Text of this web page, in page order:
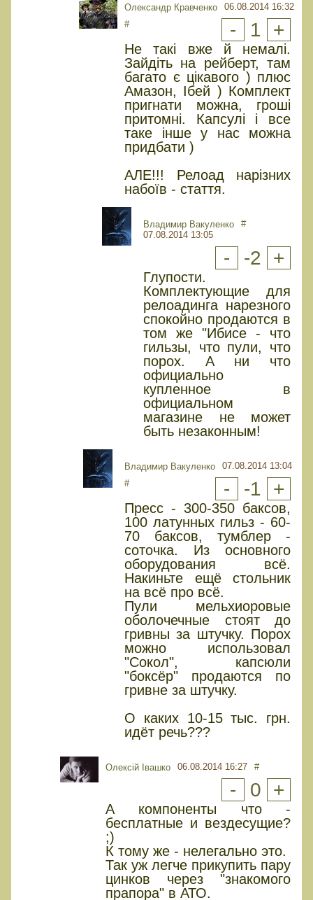
Олександр Кравченко
06.08.2014 16:32
#
- 1 +
Не такі вже й немалі.
Зайдіть на рейберт, там
багато є цікавого ) плюс
Амазон, Ібей ) Комплект
пригнати можна, гроші
притомні. Капсулі і все
таке інше у нас можна
придбати )
АЛЕ!!! Релоад нарізних
набоїв - стаття.
Владимир Вакуленко
07.08.2014 13:05
#
- -2 +
Глупости.
Комплектующие для
релоадинга нарезного
спокойно продаются в
том же "Ибисе - что
гильзы, что пули, что
порох. А ни что
официально
купленное в
официальном
магазине не может
быть незаконным!
Владимир Вакуленко
07.08.2014 13:04
#
- -1 +
Пресс - 300-350 баксов,
100 латунных гильз - 60-
70 баксов, тумблер -
соточка. Из основного
оборудования всё.
Накиньте ещё стольник
на всё про всё.
Пули мельхиоровые
оболочечные стоят до
гривны за штучку. Порох
можно использовал
"Сокол", капсюли
"боксёр" продаются по
гривне за штучку.
О каких 10-15 тыс. грн.
идёт речь???
Олексій Івашко 06.08.2014 16:27 #
- 0 +
А компоненты что -
бесплатные и вездесущие?
;)
К тому же - нелегально это.
Так уж легче прикупить пару
цинков через "знакомого
прапора" в АТО.